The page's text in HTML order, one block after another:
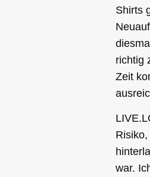
Shirts
richtig
Zeit
war.